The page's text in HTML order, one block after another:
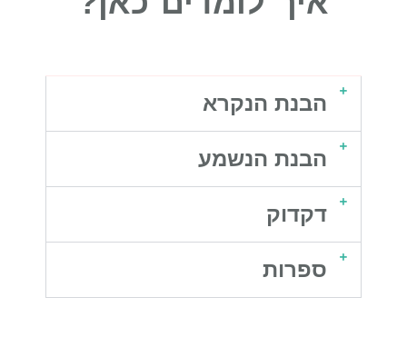
הבנת הנקרא
הבנת הנשמע
דקדוק
ספרות